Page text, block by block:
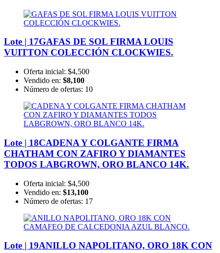
Lote | 17GAFAS DE SOL FIRMA LOUIS
VUITTON COLECCIÓN CLOCKWIES.
Oferta inicial: $4,500
Vendido en: $8,100
Número de ofertas: 10
Lote | 18CADENA Y COLGANTE FIRMA
CHATHAM CON ZAFIRO Y DIAMANTES
TODOS LABGROWN, ORO BLANCO 14K.
Oferta inicial: $4,500
Vendido en: $13,100
Número de ofertas: 17
Lote | 19ANILLO NAPOLITANO, ORO 18K CON